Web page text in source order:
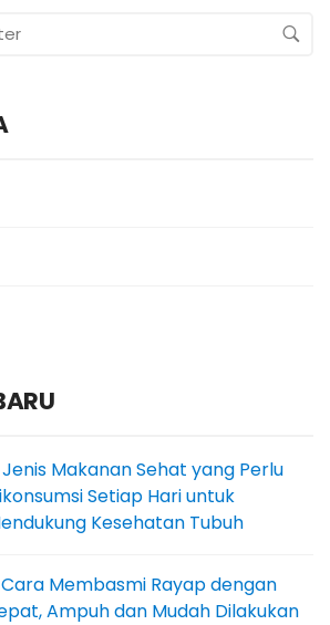
Makanan Sehat yang Perlu
Setiap Hari untuk
Kesehatan Tubuh
Membasmi Rayap dengan
Ampuh dan Mudah Dilakukan